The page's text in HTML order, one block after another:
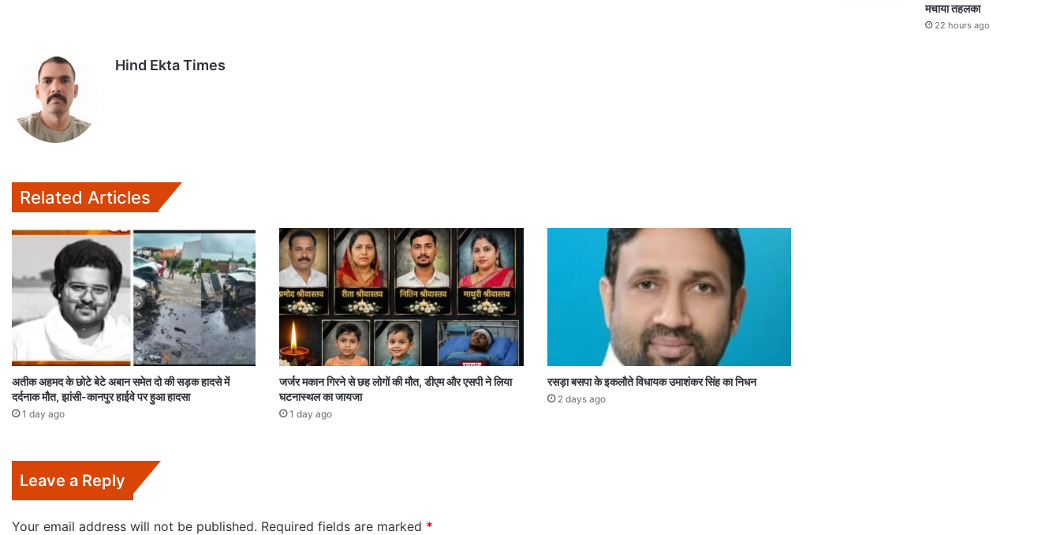
Hind Ekta Times
Related Articles
अतीक अहमद के छोटे बेटे अबान समेत दो की सड़क हादसे में
दर्दनाक मौत, झांसी-कानपुर हाईवे पर हुआ हादसा
1 day ago
जर्जर मकान गिरने से छह लोगों की मौत, डीएम और एसपी ने लिया
घटनास्थल का जायजा
1 day ago
रसड़ा बसपा के इकलौते विधायक उमाशंकर सिंह का निधन
2 days ago
Leave a Reply
Your email address will not be published. Required fields are marked *
मचाया तहलका
22 hours ago